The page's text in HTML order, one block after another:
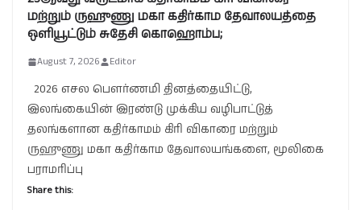
மற்றும் ருஹுணு மகா கதிர்காம தேவாலயத்தை
ஒளியூட்டும் சுதேசி கொஹொம்ப;
August 7, 2026 Editor
2026 எசல பௌர்ணமி தினத்தையிட்டு,
இலங்கையின் இரண்டு முக்கிய வழிபாட்டுத்
தலங்களான கதிர்காமம் கிரி விகாரை மற்றும்
ருஹுணு மகா கதிர்காம தேவாலயங்களை, மூலிகை
பராமரிப்பு
Share this: